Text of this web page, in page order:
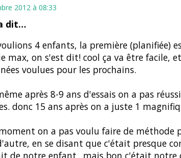
2012 à 08:33
dit…
4 enfants, la première (planifiée)
max, on s'est dit! cool ça va être facile,
voulues pour les prochains.
après 8-9 ans d'essais on a pas
donc 15 ans après on a juste 1
on a pas voulu faire de méthode
en se disant que c'était presque